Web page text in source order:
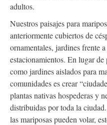
adultos.
Nuestros paisajes para
anteriormente cubiertos de
ornamentales, jardines frente
estacionamientos. En lugar de
como jardines aislados para
comunidades es crear
plantas nativas hospederas y
distribuidas por toda la
las mariposas pueden volar,